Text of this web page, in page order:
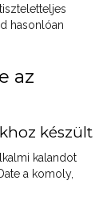
hasonlóan
az
készült
kalandot
a komoly,